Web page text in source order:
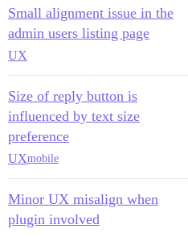
Small alignment issue in the
admin users listing page
UX
Size of reply button is
influenced by text size
preference
UXmobile
Minor UX misalign when
plugin involved